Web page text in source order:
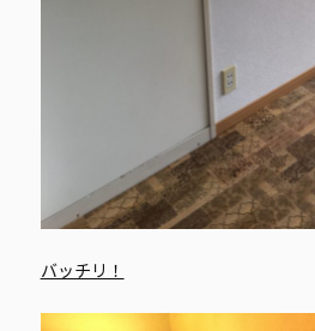
バッチリ！